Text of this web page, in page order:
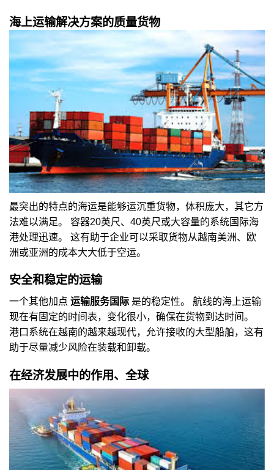
海上运输解决方案的质量货物
最突出的特点的海运是能够运沉重货物，体积庞大，其它方
法难以满足。 容器20英尺、40英尺或大容量的系统国际海
港处理迅速。 这有助于企业可以采取货物从越南美洲、欧
洲或亚洲的成本大大低于空运。
安全和稳定的运输
一个其他加点 运输服务国际 是的稳定性。 航线的海上运输
现在有固定的时间表，变化很小，确保在货物到达时间。
港口系统在越南的越来越现代，允许接收的大型船舶，这有
助于尽量减少风险在装载和卸载。
在经济发展中的作用、全球